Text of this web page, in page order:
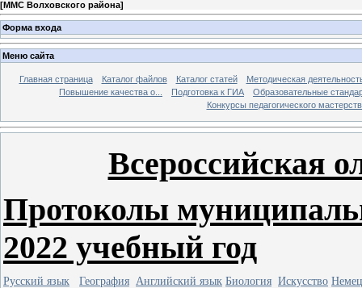
[ММС Волховского района]
Форма входа
Меню сайта
Главная страница Каталог файлов Каталог статей
Методическая
Повышение качества о...
Подготовка к ГИА
Образовательные
Конкурсы педагогического
Всероссийская
Протоколы
2022 учебный год
Русский язык География Английский язык Биология Искусство